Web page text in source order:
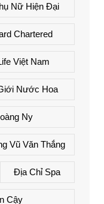
Nữ Hiện Đại
Chartered
Việt Nam
Nước Hoa
Ny
Vũ Văn Thắng
Địa Chỉ Spa
Cậy